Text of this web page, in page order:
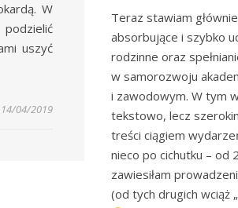
W
uszyć
14/04/2019
Teraz stawiam
absorbujące i szybko
rodzinne oraz
w samorozwoju
i zawodowym. W tym
tekstowo, lecz
treści ciągiem
nieco po cichutku – od
zawiesiłam
(od tych drugich wciąż